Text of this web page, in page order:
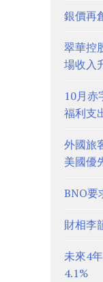
銀價再
翠華控
場收入
10月赤
福利支
外國旅
美國優
BNO要
財相李
未來4
4.1%